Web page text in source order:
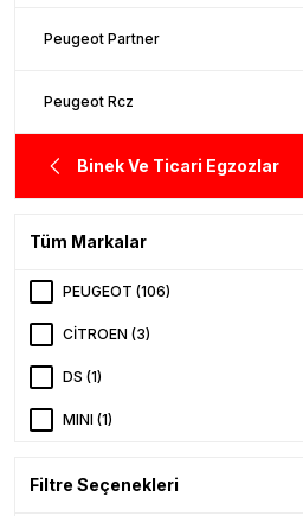
Peugeot Partner
Peugeot Rcz
Binek Ve Ticari Egzozlar
Tüm Markalar
PEUGEOT (106)
CİTROEN (3)
DS (1)
MINI (1)
Filtre Seçenekleri